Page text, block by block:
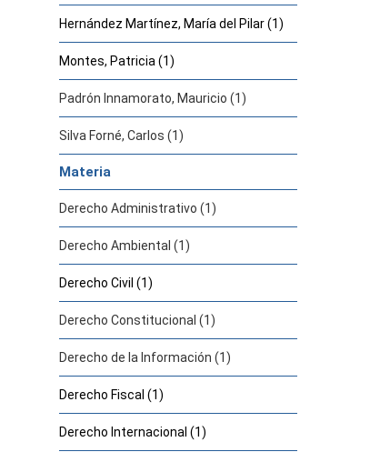
Hernández Martínez, María del Pilar (1)
Montes, Patricia (1)
Padrón Innamorato, Mauricio (1)
Silva Forné, Carlos (1)
Materia
Derecho Administrativo (1)
Derecho Ambiental (1)
Derecho Civil (1)
Derecho Constitucional (1)
Derecho de la Información (1)
Derecho Fiscal (1)
Derecho Internacional (1)